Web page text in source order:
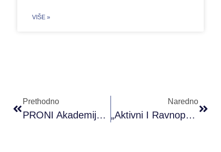
VIŠE »
Prethodno
PRONI Akademija Omladinskog Rada #POK Bijeljina / Modul 3
Naredno
„Aktivni I Ravnopravni U Svojim Zajednicama”